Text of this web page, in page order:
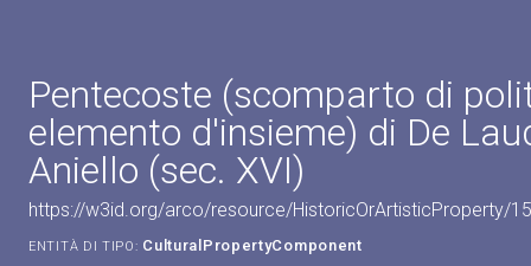
Pentecoste (scomparto di
elemento d'insieme) di De
Aniello (sec. XVI)
https://w3id.org/arco/resource/HistoricOrArtisticProperty/
ENTITÀ DI TIPO: CulturalPropertyComponent